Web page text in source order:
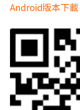
Android版本下載